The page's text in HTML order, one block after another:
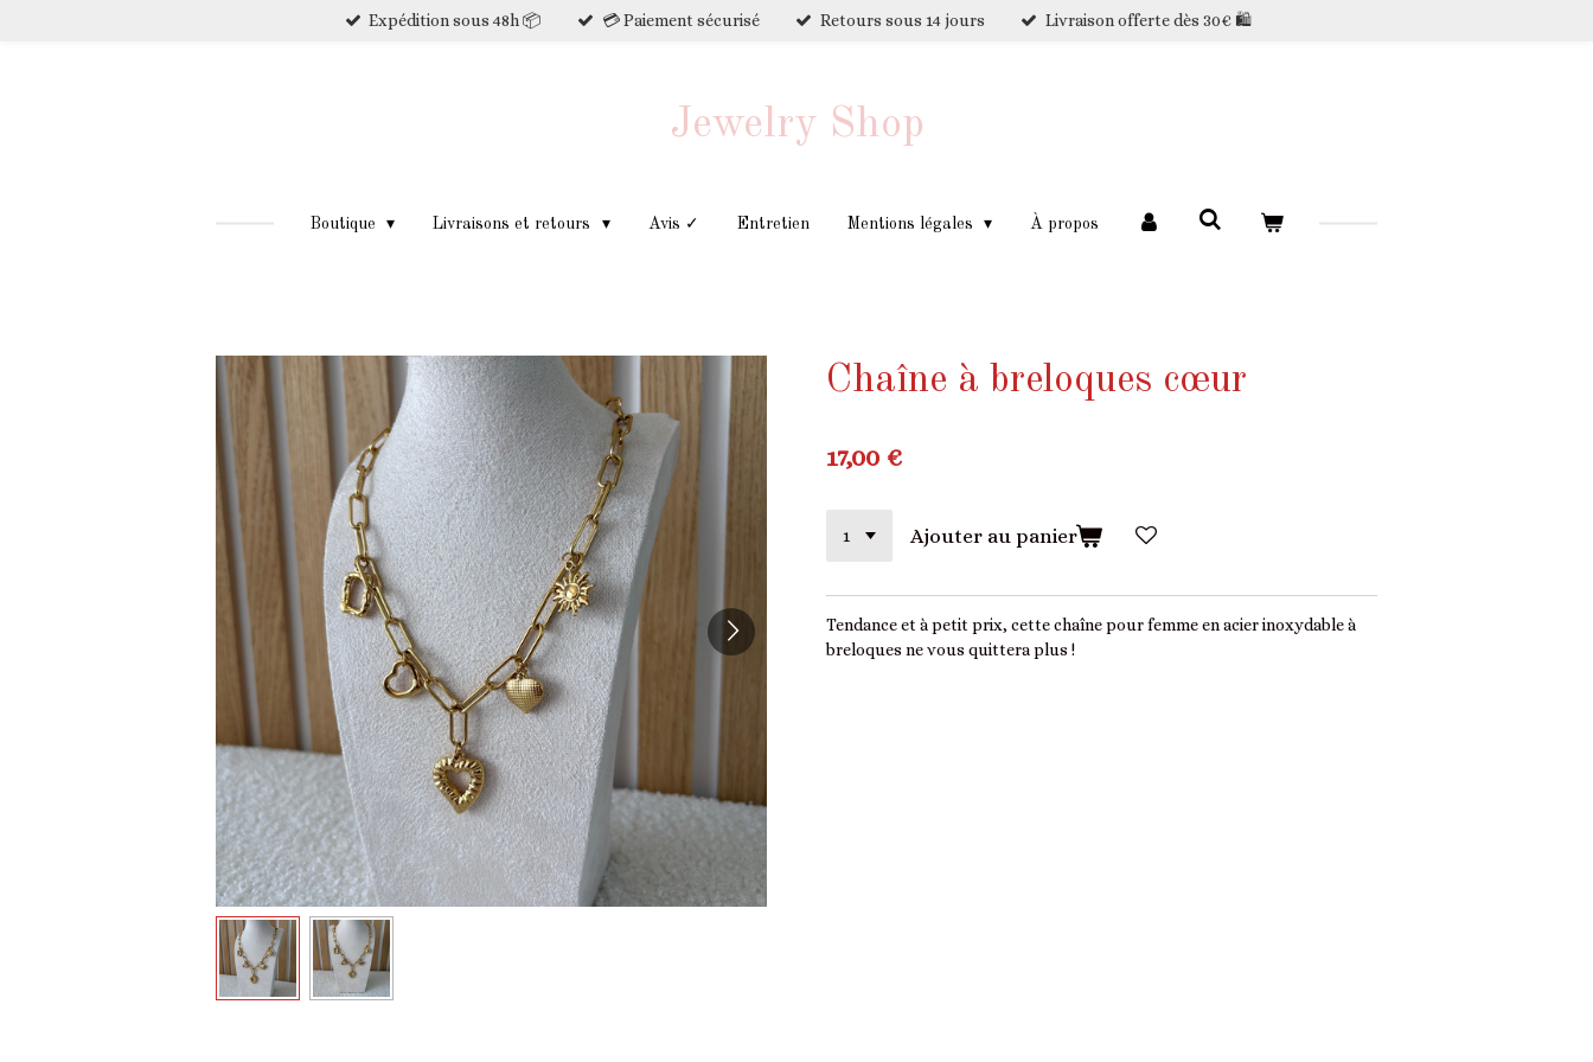
Expédition sous 48h 📦 💳 Paiement sécurisé Retours sous 14 jours Livraison offerte dès 30€ 🛍️
Jewelry Shop
Boutique Livraisons et retours Avis ✓ Entretien Mentions légales À propos
Chaîne à breloques cœur
17,00 €
Ajouter au panier
Tendance et à petit prix, cette chaîne pour femme en acier inoxydable à
breloques ne vous quittera plus !